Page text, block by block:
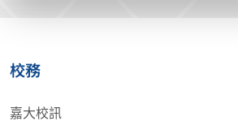
校務
嘉大校訊